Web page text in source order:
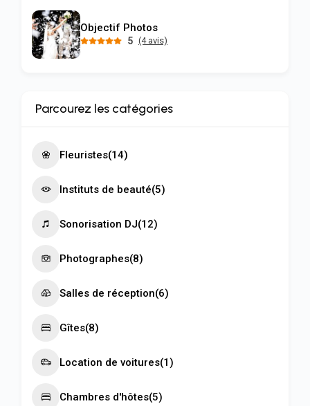
Objectif Photos
5 (4 avis)
Parcourez les catégories
Fleuristes(14)
Instituts de beauté(5)
Sonorisation DJ(12)
Photographes(8)
Salles de réception(6)
Gîtes(8)
Location de voitures(1)
Chambres d'hôtes(5)